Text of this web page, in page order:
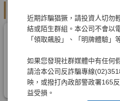
近期詐騙猖獗，請投資人切勿
結或陌生群組。本公司不會以
「領取飆股」、「明牌體驗」
如果您發現社群媒體中有任何
請洽本公司反詐騙專線
映，或撥打內政部警政署165
益受損。